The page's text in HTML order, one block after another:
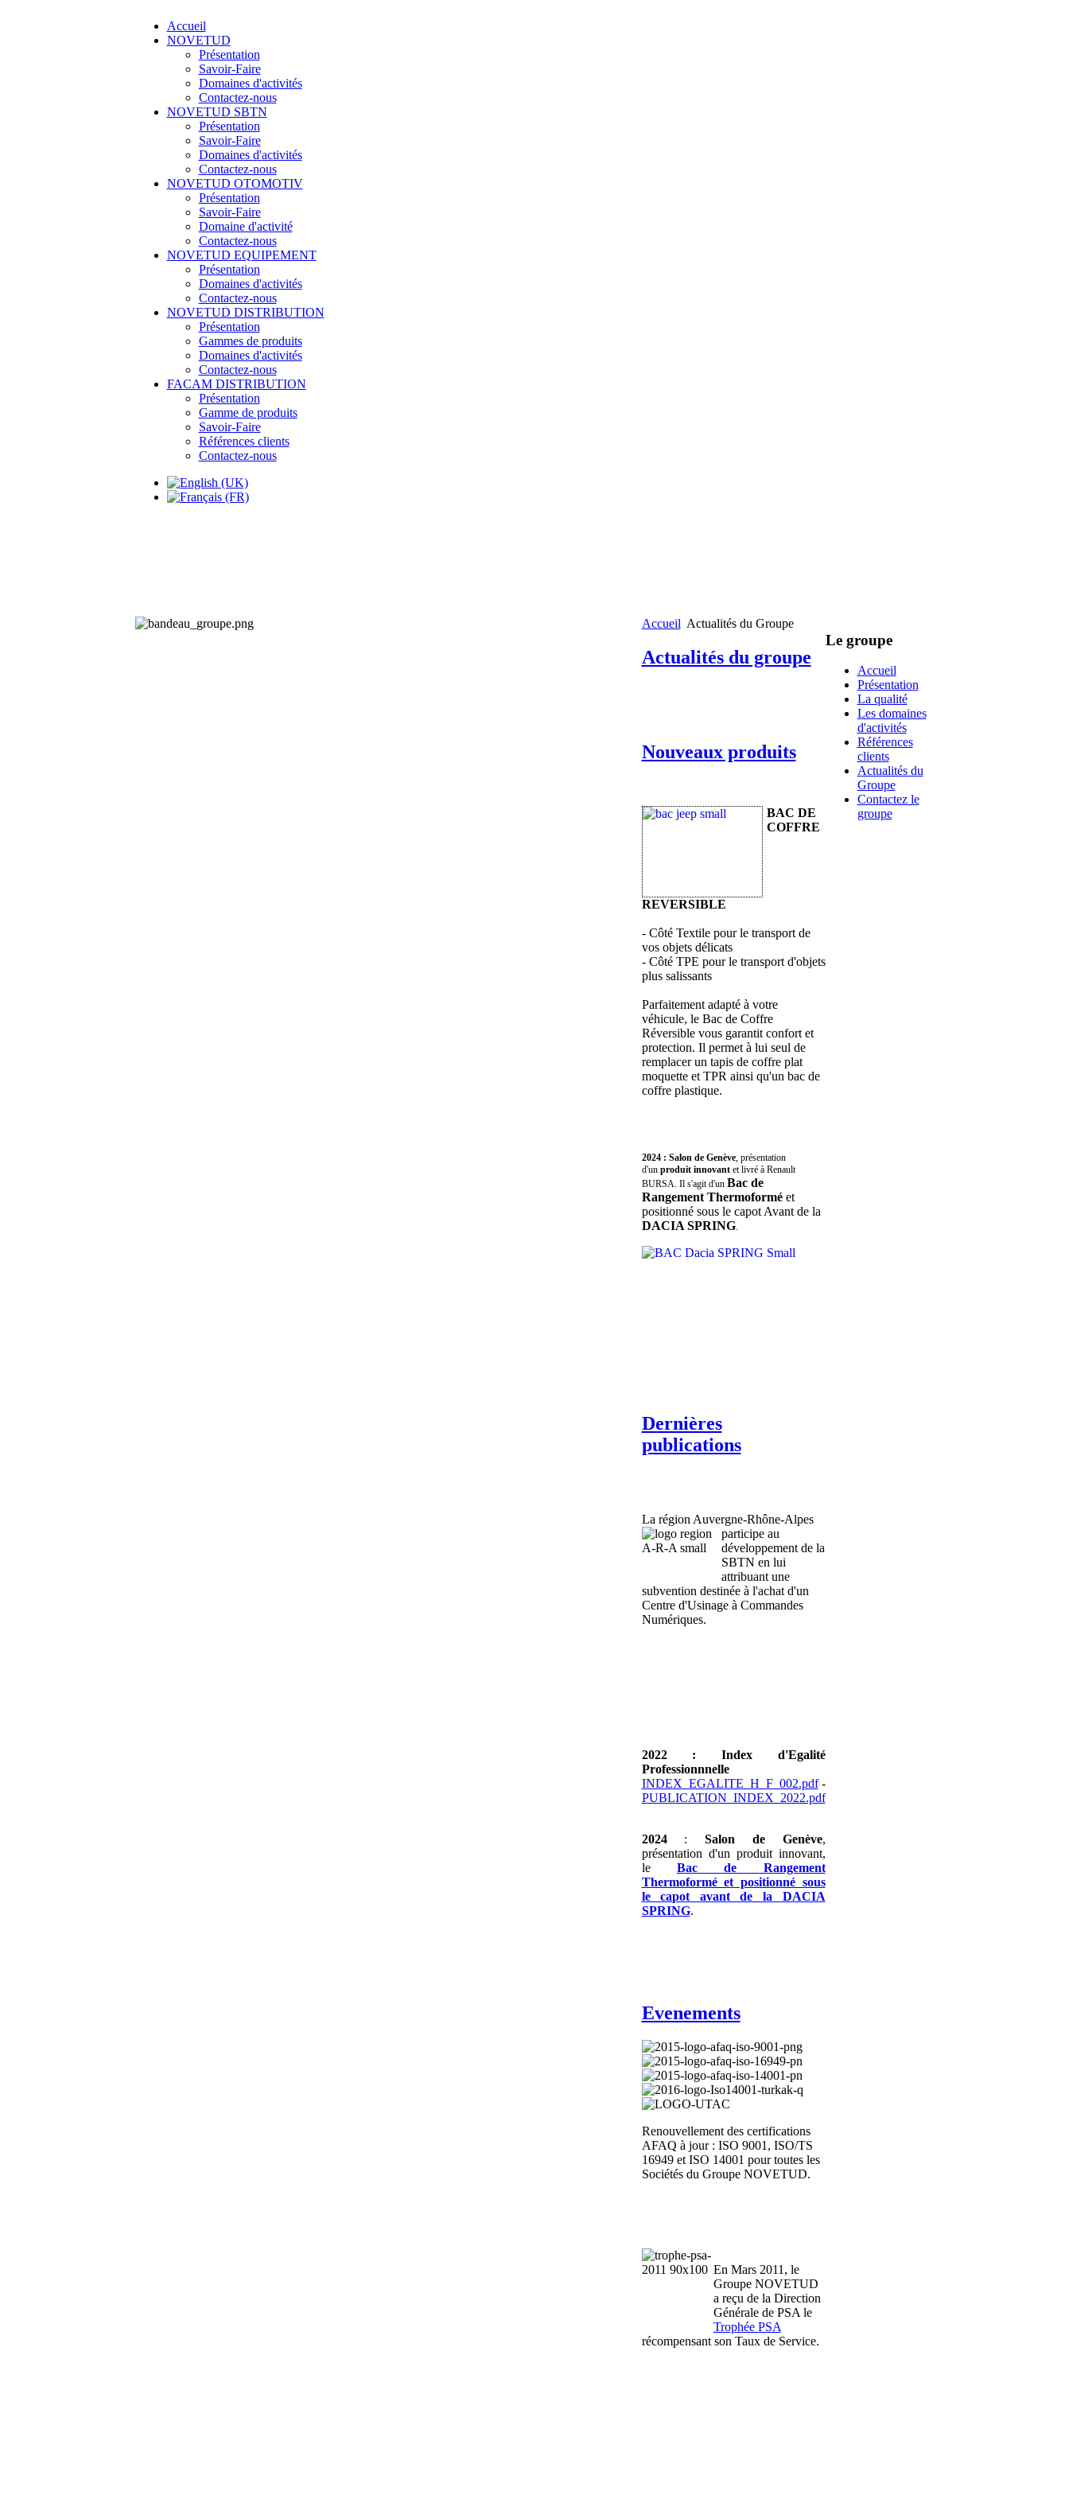
Accueil
NOVETUD
Présentation
Savoir-Faire
Domaines d'activités
Contactez-nous
NOVETUD SBTN
Présentation
Savoir-Faire
Domaines d'activités
Contactez-nous
NOVETUD OTOMOTIV
Présentation
Savoir-Faire
Domaine d'activité
Contactez-nous
NOVETUD EQUIPEMENT
Présentation
Domaines d'activités
Contactez-nous
NOVETUD DISTRIBUTION
Présentation
Gammes de produits
Domaines d'activités
Contactez-nous
FACAM DISTRIBUTION
Présentation
Gamme de produits
Savoir-Faire
Références clients
Contactez-nous
Accueil Actualités du Groupe
Actualités du groupe
Nouveaux produits
BAC DE
COFFRE
REVERSIBLE
- Côté Textile pour le transport de
vos objets délicats
- Côté TPE pour le transport d'objets
plus salissants
Parfaitement adapté à votre
véhicule, le Bac de Coffre
Réversible vous garantit confort et
protection. Il permet à lui seul de
remplacer un tapis de coffre plat
moquette et TPR ainsi qu'un bac de
coffre plastique.
2024 : Salon de Genève, présentation
d'un produit innovantet livré à Renault
BURSA. Il s'agit d'un Bac de
Rangement Thermoforméet
positionné sous le capot Avant de la
DACIA SPRING.
Dernières
publications
La région Auvergne-Rhône-Alpes
participe au
développement de la
SBTN en lui
attribuant une
subvention destinée à l'achat d'un
Centre d'Usinage à Commandes
Numériques.
2022 : Index d'Egalité
Professionnnelle
INDEX_EGALITE_H_F_002.pdf-
PUBLICATION_INDEX_2022.pdf
2024: Salon de Genève,
présentation d'un produit innovant,
le Bac de Rangement
Thermoformé et positionné sous
le capot avant de la DACIA
SPRING.
Evenements
Renouvellement des certifications
AFAQ à jour : ISO 9001, ISO/TS
16949 et ISO 14001 pour toutes les
Sociétés du Groupe NOVETUD.
En Mars 2011, le
Groupe NOVETUD
a reçu de la Direction
Générale de PSA le
Trophée PSA
récompensant son Taux de Service.
Le groupe
Accueil
Présentation
La qualité
Les domaines
d'activités
Références
clients
Actualités du
Groupe
Contactez le
groupe